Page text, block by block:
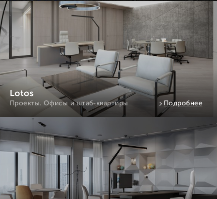
Lotos
Проекты. Офисы и штаб-квартиры Подробнее